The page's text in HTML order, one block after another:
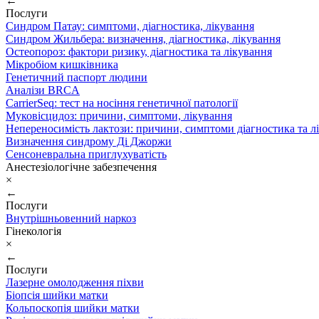
Послуги
Синдром Патау: симптоми, дiагностика, лiкування
Синдром Жильбера: визначення, діагностика, лікування
Остеопороз: фактори ризику, діагностика та лікування
Мікробіом кишківника
Генетичний паспорт людини
Аналізи BRCA
CarrierSeq: тест на носіння генетичної патології
Муковісцидоз: причини, симптоми, лікування
Непереносимість лактози: причини, симптоми діагностика та
Визначення синдрому Ді Джоржи
Сенсоневральна приглухуватість
Анестезіологічне забезпечення
×
←
Послуги
Внутрішньовенний наркоз
Гінекологія
×
←
Послуги
Лазерне омолодження піхви
Біопсія шийки матки
Кольпоскопія шийки матки